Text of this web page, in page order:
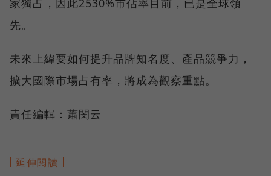
先。
未來上緯要如何提升品牌知名度、產品競爭力，
擴大國際市場占有率，將成為觀察重點。
責任編輯：蕭閔云
延伸閱讀